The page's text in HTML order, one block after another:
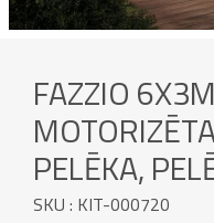
FAZZIO
PELĒKA,
SKU : KIT-000720